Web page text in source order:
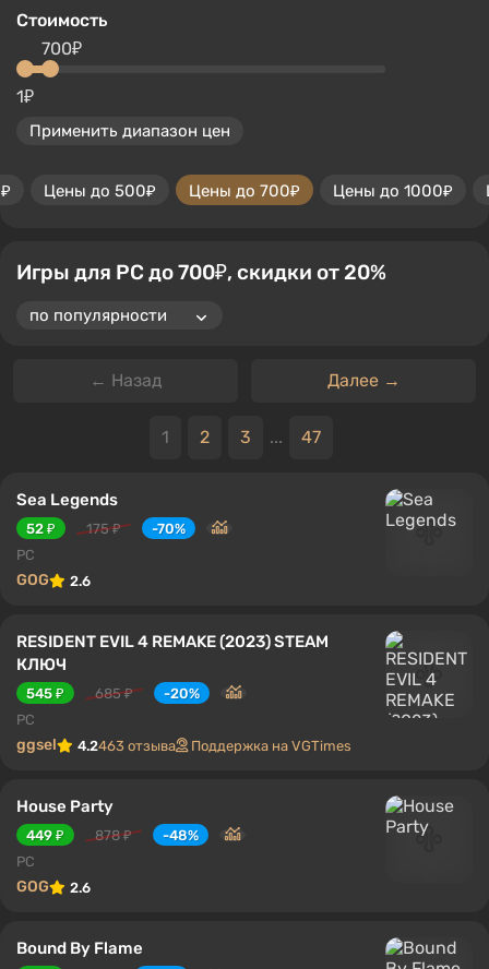
Стоимость
1₽
700₽
Применить диапазон цен
Цены до 500₽ Цены до 700₽ Цены до 1000₽
Игры для PC до 700₽, скидки от 20%
← Назад Далее →
1 2 3 ... 47
Sea Legends
52 ₽ 175 ₽
-70%
PC
GOG 2.6
RESIDENT EVIL 4 REMAKE (2023) STEAM
КЛЮЧ
545 ₽ 685 ₽
-20%
PC
ggsel 4.2463 отзыва Поддержка на VGTimes
House Party
449 ₽ 878 ₽
-48%
PC
GOG 2.6
Bound By Flame